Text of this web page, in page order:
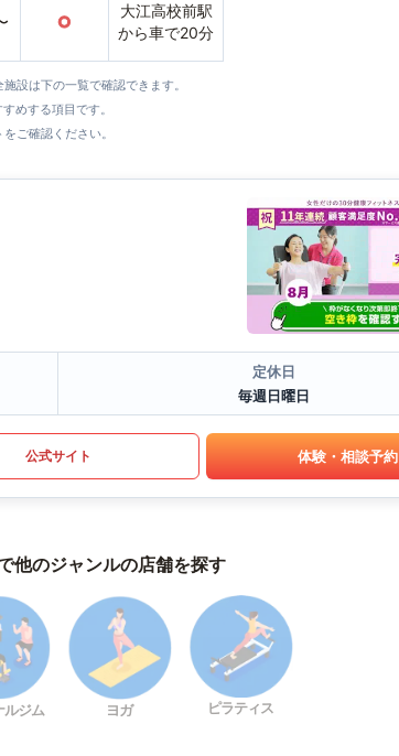
○
大江高校前駅
から車で20分
設は下の一覧で確認できます。
めする項目です。
ご確認ください。
定休日
毎週日曜日
公式サイト 体験・相談予約
他のジャンルの店舗を探す
ルジム ヨガ ピラティス